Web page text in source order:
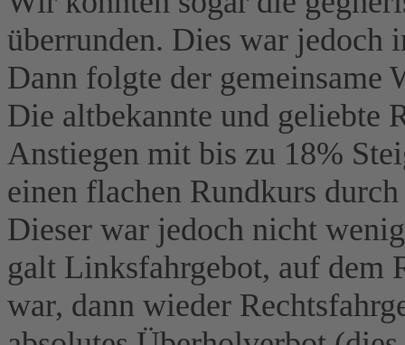
überrunden. Dies war jedoch
Dann folgte der gemeinsame
Die altbekannte und geliebte
Anstiegen mit bis zu 18%
einen flachen Rundkurs
Dieser war jedoch nicht
galt Linksfahrgebot, auf dem
war, dann wieder